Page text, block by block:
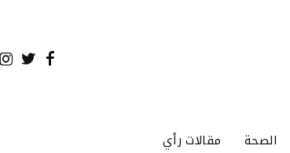
الصحة مقالات رأي